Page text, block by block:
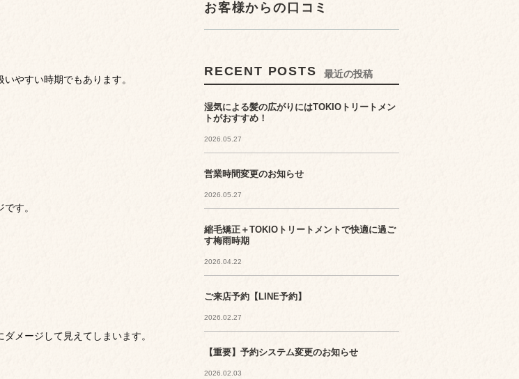
やすい時期でもあります。
す。
メージして見えてしまいます。
お客様からの口コミ
RECENT POSTS 最近の投稿
湿気による髪の広がりにはTOKIOトリートメン
トがおすすめ！
2026.05.27
営業時間変更のお知らせ
2026.05.27
縮毛矯正＋TOKIOトリートメントで快適に過ご
す梅雨時期
2026.04.22
ご来店予約【LINE予約】
2026.02.27
【重要】予約システム変更のお知らせ
2026.02.03